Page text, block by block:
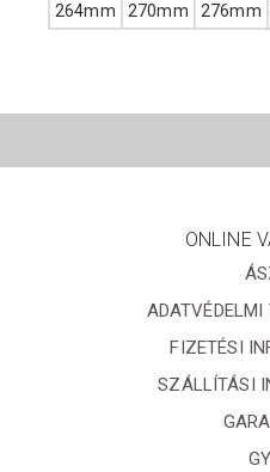
264mm
270mm 276mm
ONLINE
ADATVÉDELMI
FIZETÉSI
SZÁLLÍTÁSI